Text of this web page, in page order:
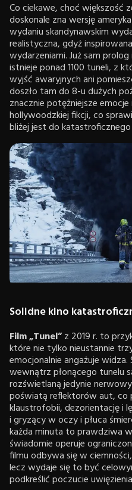
Co ciekawe, choć większość
doskonale zna wersję
wydaniu skandynawskim
realistyczna, gdyż
wydarzeniami. Już sam
istnieje ponad 1100 tuneli, z
wyjść awaryjnych ani
doszło tam do 8-u dużych
znacznie potężniejsze
hollywoodzkiej fikcji, co
bliżej jest do
Solidne kino
Film „Tunel”z 2019 r. to
które nie tylko nieustannie
emocjonalnie angażuje
wewnątrz płonącego tunelu
rozświetlaną jedynie
poświatą reflektorów aut, co
klaustrofobii, dezorientację i
i gryzący w oczy i płuca
każda minuta to prawdziwa
świadomie operuje
filmu odbywa się w
lecz wydaje się to być
podkreślić poczucie